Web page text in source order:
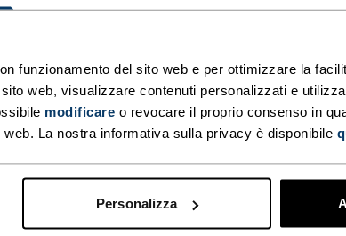
funzionamento del sito web e per ottimizzare la
web, visualizzare contenuti personalizzati e
modificare o revocare il proprio consenso in
La nostra informativa sulla privacy è disponibile
Personalizza